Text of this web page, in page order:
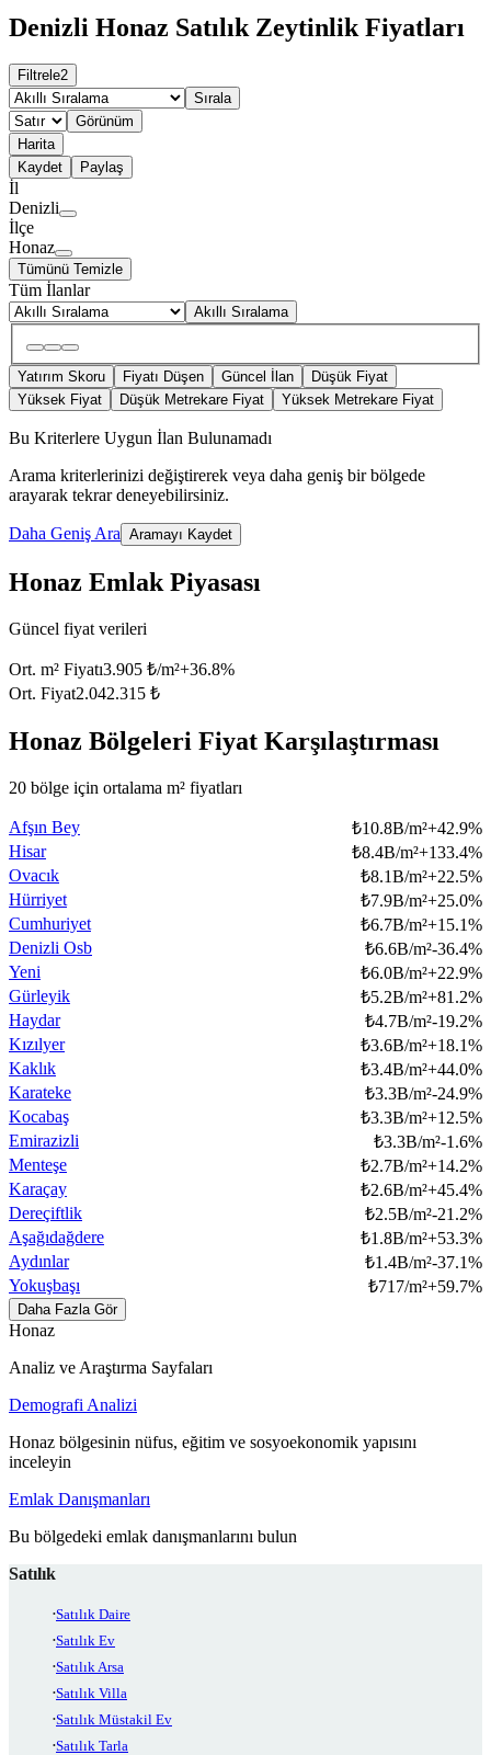
Denizli Honaz Satılık Zeytinlik Fiyatları
Filtrele2
Sırala
Görünüm
Harita
Kaydet
Paylaş
İl
Denizli
İlçe
Honaz
Tümünü Temizle
Tüm İlanlar
Akıllı Sıralama
Yatırım Skoru Fiyatı Düşen Güncel İlan
Düşük Fiyat
Yüksek Fiyat
Düşük Metrekare Fiyat Yüksek Metrekare Fiyat
Bu Kriterlere Uygun İlan Bulunamadı
Arama kriterlerinizi değiştirerek veya daha geniş bir bölgede
arayarak tekrar deneyebilirsiniz.
Daha Geniş Ara Aramayı Kaydet
Honaz Emlak Piyasası
Güncel fiyat verileri
Ort. m² Fiyatı3.905 ₺/m²+36.8%
Ort. Fiyat2.042.315 ₺
Honaz Bölgeleri Fiyat Karşılaştırması
20 bölge için ortalama m² fiyatları
Afşın Bey ₺10.8B/m²+42.9%
Hisar
₺8.4B/m²+133.4%
Ovacık
₺8.1B/m²+22.5%
Hürriyet
₺7.9B/m²+25.0%
Cumhuriyet
₺6.7B/m²+15.1%
Denizli Osb
₺6.6B/m²-36.4%
Yeni
₺6.0B/m²+22.9%
Gürleyik
₺5.2B/m²+81.2%
Haydar
₺4.7B/m²-19.2%
Kızılyer
₺3.6B/m²+18.1%
Kaklık
₺3.4B/m²+44.0%
Karateke
₺3.3B/m²-24.9%
Kocabaş
₺3.3B/m²+12.5%
Emirazizli
₺3.3B/m²-1.6%
Menteşe
₺2.7B/m²+14.2%
Karaçay
₺2.6B/m²+45.4%
Dereçiftlik
₺2.5B/m²-21.2%
Aşağıdağdere
₺1.8B/m²+53.3%
Aydınlar
₺1.4B/m²-37.1%
Yokuşbaşı
₺717/m²+59.7%
Daha Fazla Gör
Honaz
Analiz ve Araştırma Sayfaları
Demografi Analizi
Honaz bölgesinin nüfus, eğitim ve sosyoekonomik yapısını
inceleyin
Emlak Danışmanları
Bu bölgedeki emlak danışmanlarını bulun
Satılık
Satılık Daire
Satılık Ev
Satılık Arsa
Satılık Villa
Satılık Müstakil Ev
Satılık Tarla